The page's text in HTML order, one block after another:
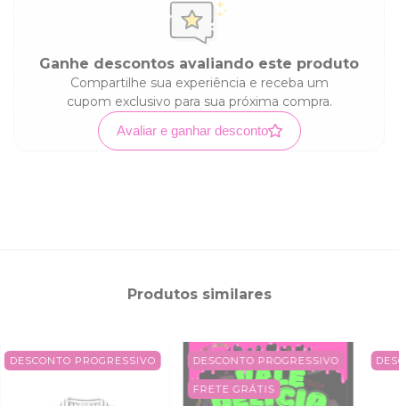
Ganhe descontos avaliando este produto
Compartilhe sua experiência e receba um
cupom exclusivo para sua próxima compra.
Avaliar e ganhar desconto
Produtos similares
DESCONTO PROGRESSIVO DESCONTO PROGRESSIVO
FRETE GRÁTIS